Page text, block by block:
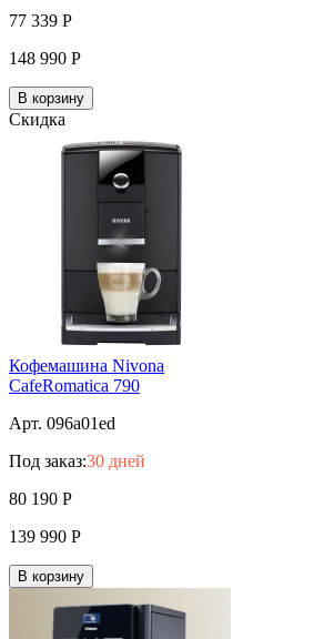
77 339 Р
148 990 Р
В корзину
Скидка
Кофемашина Nivona
CafeRomatica 790
Арт. 096a01ed
Под заказ:30 дней
80 190 Р
139 990 Р
В корзину